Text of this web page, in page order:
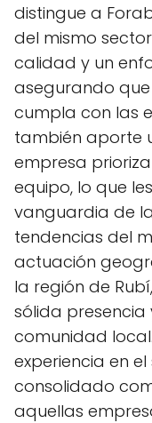
distingue a
del mismo
calidad y un
asegurando
cumpla con las
también aporte
empresa
equipo, lo que
vanguardia de
tendencias del
actuación
la región de
sólida
comunidad
experiencia en el
consolidado
aquellas